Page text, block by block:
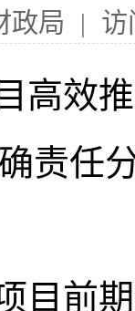
政局 | 访
高效
责任
目前